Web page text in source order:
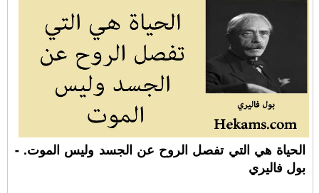
الحياة هي التي تفصل الروح عن الجسد وليس الموت. -
بول فاليري